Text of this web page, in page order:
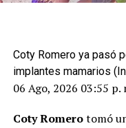
Coty Romero ya pasó
implantes mamarios
06 Ago, 2026 03:55 p.
Coty Romerotomó